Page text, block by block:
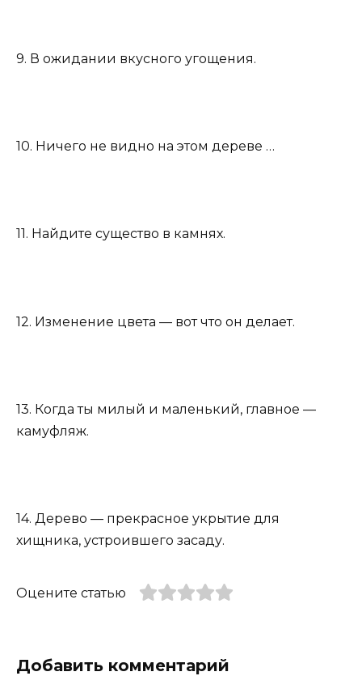
9. В ожидании вкусного угощения.
10. Ничего не видно на этом дереве …
11. Найдите существо в камнях.
12. Изменение цвета — вот что он делает.
13. Когда ты милый и маленький, главное —
камуфляж.
14. Дерево — прекрасное укрытие для
хищника, устроившего засаду.
Оцените статью
Добавить комментарий